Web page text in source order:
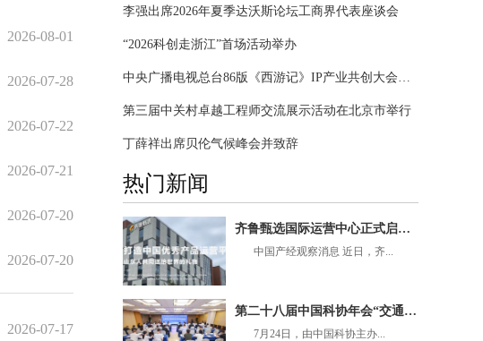
李强出席2026年夏季达沃斯论坛工商界代表座谈会
“2026科创走浙江”首场活动举办
中央广播电视总台86版《西游记》IP产业共创大会在京举办
第三届中关村卓越工程师交流展示活动在北京市举行
丁薛祥出席贝伦气候峰会并致辞
热门新闻
齐鲁甄选国际运营中心正式启航，加快国际产业生态建设，聚鲁商合力，启全球新程！
中国产经观察消息 近日，齐...
第二十八届中国科协年会“交通运输行业超低排放与减碳路径研究”专题论坛在京举办
7月24日，由中国科协主办...
2026-08-01
2026-07-28
2026-07-22
2026-07-21
2026-07-20
2026-07-20
2026-07-17